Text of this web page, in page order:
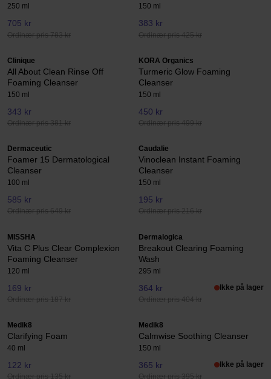
250 ml
705 kr
Ordinær pris 783 kr
150 ml
383 kr
Ordinær pris 425 kr
Clinique
All About Clean Rinse Off
Foaming Cleanser
150 ml
343 kr
Ordinær pris 381 kr
KORA Organics
Turmeric Glow Foaming
Cleanser
150 ml
450 kr
Ordinær pris 499 kr
Dermaceutic
Foamer 15 Dermatological
Cleanser
100 ml
585 kr
Ordinær pris 649 kr
Caudalie
Vinoclean Instant Foaming
Cleanser
150 ml
195 kr
Ordinær pris 216 kr
MISSHA
Vita C Plus Clear Complexion
Foaming Cleanser
120 ml
169 kr
Ordinær pris 187 kr
Dermalogica
Breakout Clearing Foaming
Wash
295 ml
364 kr
Ordinær pris 404 kr
Ikke på lager
Medik8
Clarifying Foam
40 ml
122 kr
Ordinær pris 135 kr
Medik8
Calmwise Soothing Cleanser
150 ml
365 kr
Ordinær pris 395 kr
Ikke på lager